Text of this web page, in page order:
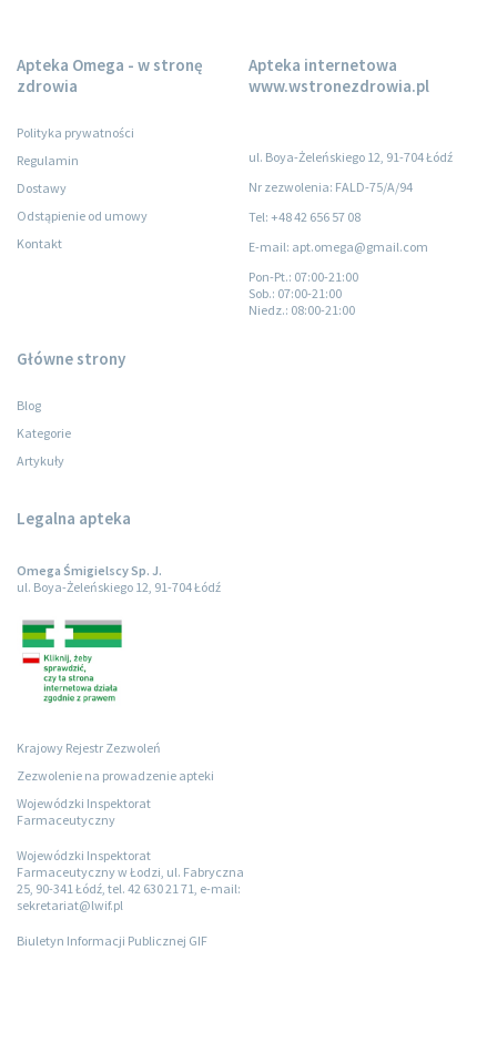
Apteka Omega - w stronę
zdrowia
Polityka prywatności
Regulamin
Dostawy
Odstąpienie od umowy
Kontakt
Apteka internetowa
www.wstronezdrowia.pl
ul. Boya-Żeleńskiego 12, 91-704 Łódź
Nr zezwolenia: FALD-75/A/94
Tel: +48 42 656 57 08
E-mail: apt.omega@gmail.com
Pon-Pt.: 07:00-21:00
Sob.: 07:00-21:00
Niedz.: 08:00-21:00
Główne strony
Blog
Kategorie
Artykuły
Legalna apteka
Omega Śmigielscy Sp. J.
ul. Boya-Żeleńskiego 12, 91-704 Łódź
Krajowy Rejestr Zezwoleń
Zezwolenie na prowadzenie apteki
Wojewódzki Inspektorat
Farmaceutyczny
Wojewódzki Inspektorat
Farmaceutyczny w Łodzi, ul. Fabryczna
25, 90-341 Łódź, tel. 42 630 21 71, e-mail:
sekretariat@lwif.pl
Biuletyn Informacji Publicznej GIF